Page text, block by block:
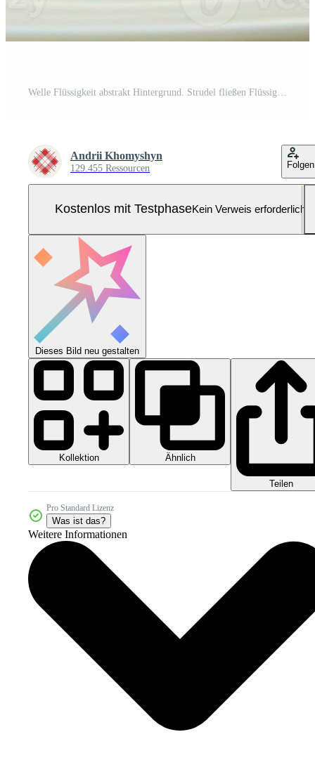
Andrii Khomyshyn
129.455 Ressourcen Folgen
Kostenlos mit TestphaseKein Verweis erforderlich
Dieses Bild neu gestalten
Kollektion Ähnlich
Teilen
Pro Standard Lizenz
Was ist das?
Weitere Informationen